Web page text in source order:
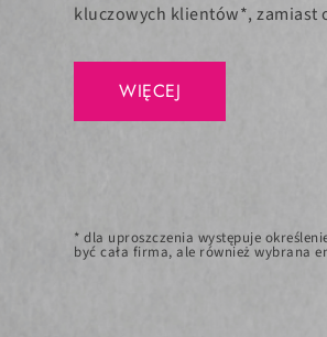
kluczowych klientów*, zamiast
WIĘCEJ
* dla uproszczenia występuje
być cała firma, ale również wybrana